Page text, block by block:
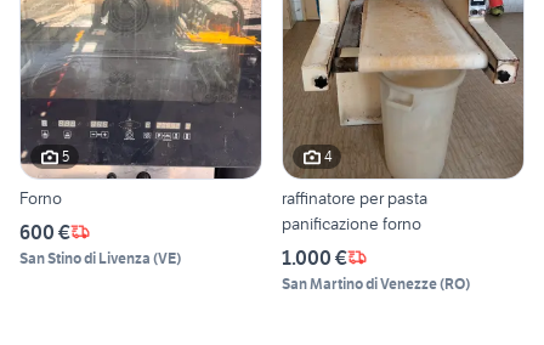
5
Forno
600 €
San Stino di Livenza (VE)
4
raffinatore per pasta
panificazione forno
1.000 €
San Martino di Venezze(RO)